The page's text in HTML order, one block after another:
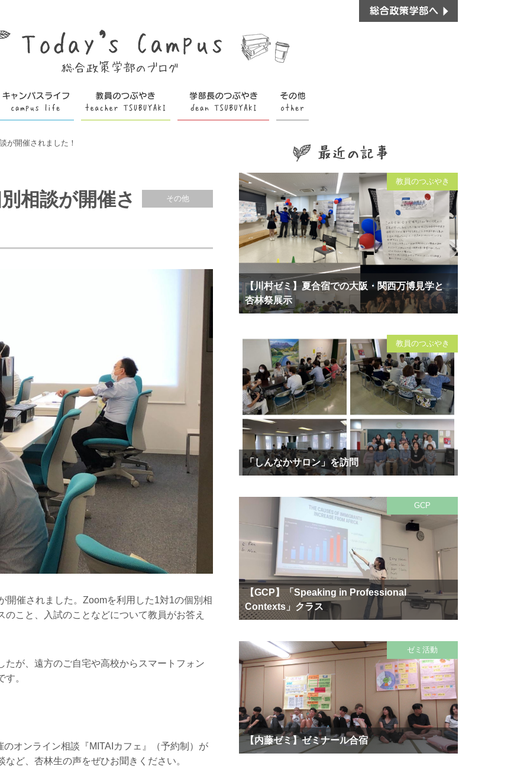
が開催されました！
相談が開催さ その他
催されました。Zoomを利用した1対1の個別相
こと、入試のことなどについて教員がお答え
が、遠方のご自宅や高校からスマートフォン
。
オンライン相談『MITAIカフェ』（予約制）が
ど、杏林生の声をぜひお聞きください。
【川村ゼミ】夏合宿での大阪・関西万博見学と
杏林祭展示
教員のつぶやき
「しんなかサロン」を訪問
教員のつぶやき
【GCP】「Speaking in Professional
Contexts」クラス
GCP
【内藤ゼミ】ゼミナール合宿
ゼミ活動